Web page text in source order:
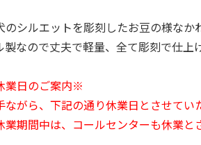
のシルエットを彫刻したお豆の様なか
製なので丈夫で軽量、全て彫刻で仕上
業日のご案内※
ながら、下記の通り休業日とさせてい
期間中は、コールセンターも休業と